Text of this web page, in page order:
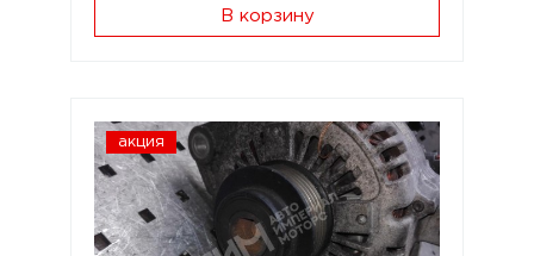
В корзину
акция